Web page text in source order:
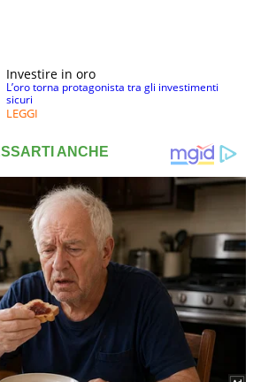
Investire in oro
L’oro torna protagonista tra gli investimenti
sicuri
LEGGI